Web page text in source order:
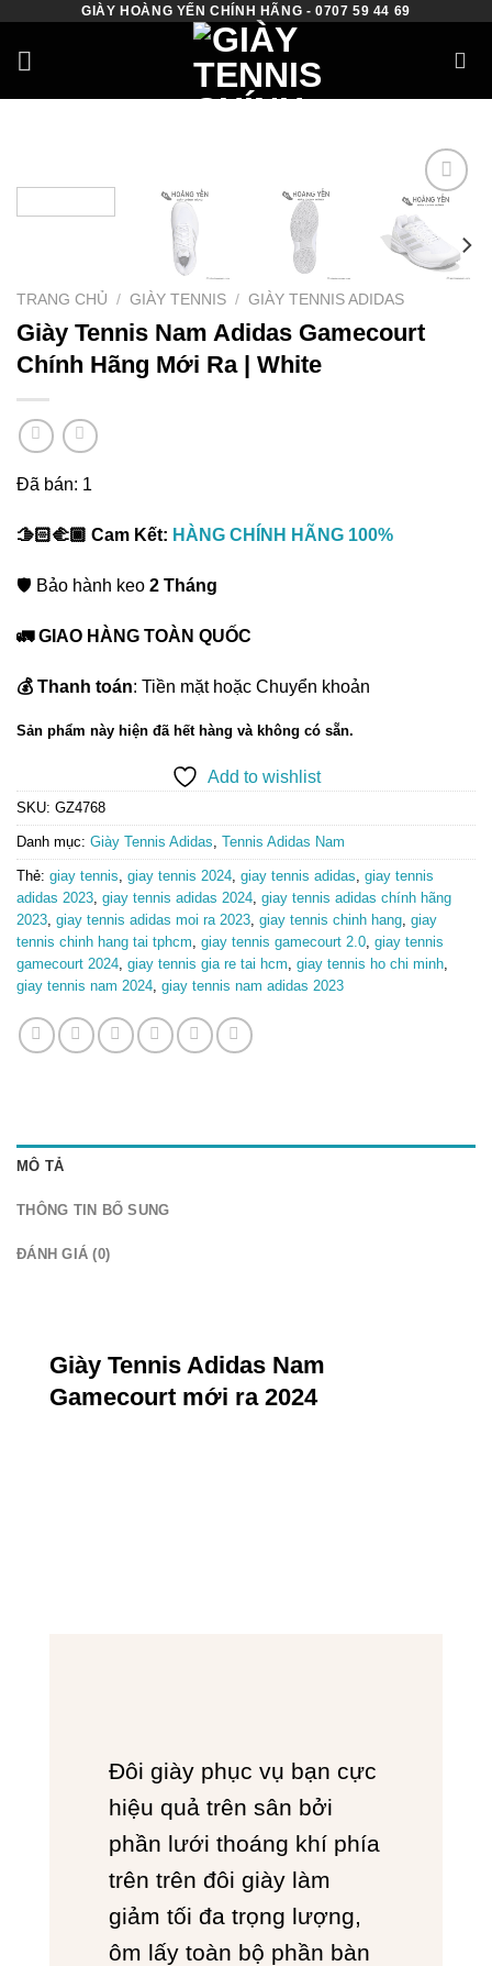
content
GIÀY HOÀNG YẾN CHÍNH HÃNG - 0707 59 44 69
Add to
wishlist
TRANG CHỦ / GIÀY TENNIS / GIÀY TENNIS ADIDAS
Giày Tennis Nam Adidas Gamecourt
Chính Hãng Mới Ra | White
Đã bán: 1
🫱🏻‍🫲🏾 Cam Kết: HÀNG CHÍNH HÃNG 100%
🛡️ Bảo hành keo 2 Tháng
🚛 GIAO HÀNG TOÀN QUỐC
💰 Thanh toán: Tiền mặt hoặc Chuyển khoản
Sản phẩm này hiện đã hết hàng và không có sẵn.
Add to wishlist
SKU: GZ4768
Danh mục: Giày Tennis Adidas, Tennis Adidas Nam
Thẻ: giay tennis, giay tennis 2024, giay tennis adidas, giay tennis
adidas 2023, giay tennis adidas 2024, giay tennis adidas chính hãng
2023, giay tennis adidas moi ra 2023, giay tennis chinh hang, giay
tennis chinh hang tai tphcm, giay tennis gamecourt 2.0, giay tennis
gamecourt 2024, giay tennis gia re tai hcm, giay tennis ho chi minh,
giay tennis nam 2024, giay tennis nam adidas 2023
MÔ TẢ
THÔNG TIN BỔ SUNG
ĐÁNH GIÁ (0)
Giày Tennis Adidas Nam
Gamecourt mới ra 2024
Đôi giày phục vụ bạn cực
hiệu quả trên sân bởi
phần lưới thoáng khí phía
trên trên đôi giày làm
giảm tối đa trọng lượng,
ôm lấy toàn bộ phần bàn